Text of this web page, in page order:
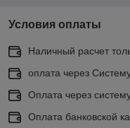
Условия оплаты
Наличный расчет
оплата через
Оплата через
Оплата банковской